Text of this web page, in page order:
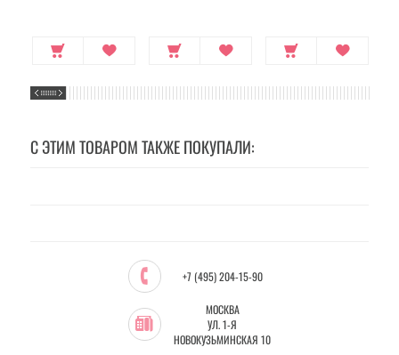
С ЭТИМ ТОВАРОМ ТАКЖЕ ПОКУПАЛИ:
+7 (495) 204-15-90
МОСКВА
УЛ. 1-Я
НОВОКУЗЬМИНСКАЯ 10